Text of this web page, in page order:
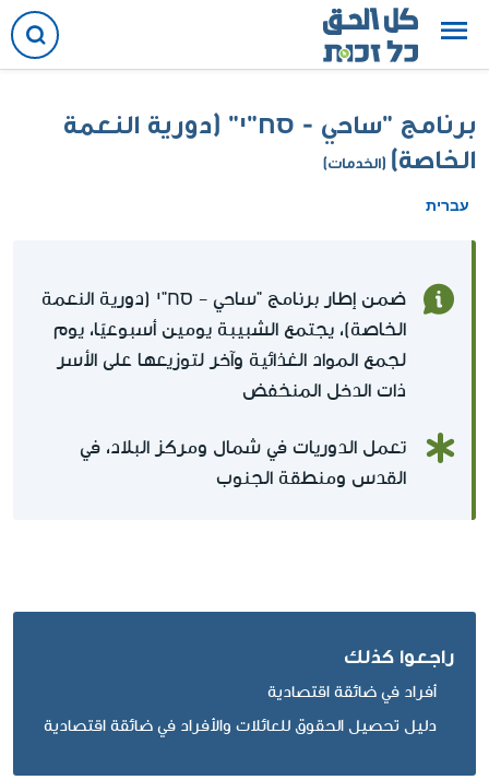
برنامج "ساحي - סח"י" (دورية النعمة
الخاصة) (الخدمات)
עברית
ضمن إطار برنامج "ساحي - סח"י (دورية النعمة
الخاصة)، يجتمع الشبيبة يومين أسبوعيًا، يوم
لجمع المواد الغذائية وآخر لتوزيعها على الأسر
ذات الدخل المنخفض
تعمل الدوريات في شمال ومركز البلاد، في
القدس ومنطقة الجنوب
راجعوا كذلك
أفراد في ضائقة اقتصادية
دليل تحصيل الحقوق للعائلات والأفراد في ضائقة اقتصادية